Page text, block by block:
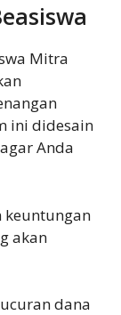
Mitra
ini didesain
agar Anda
keuntungan
akan
dana